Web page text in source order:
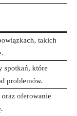
takich
spotkań, które
problemów.
oferowanie